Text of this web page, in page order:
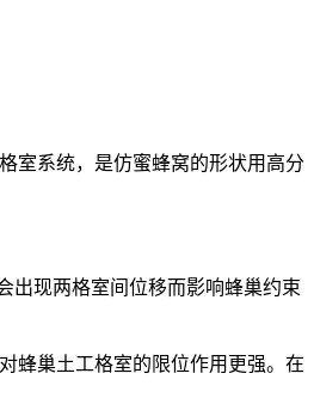
室系统，是仿蜜蜂窝的形状用高分
出现两格室间位移而影响蜂巢约束
蜂巢土工格室的限位作用更强。在